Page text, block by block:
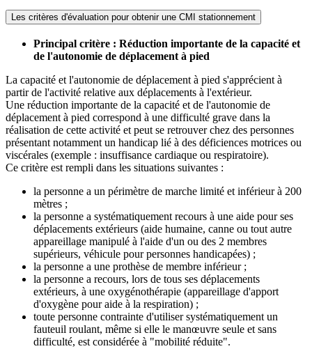
Les critères d'évaluation pour obtenir une CMI stationnement
Principal critère : Réduction importante de la capacité et
de l'autonomie de déplacement à pied
La capacité et l'autonomie de déplacement à pied s'apprécient à
partir de l'activité relative aux déplacements à l'extérieur.
Une réduction importante de la capacité et de l'autonomie de
déplacement à pied correspond à une difficulté grave dans la
réalisation de cette activité et peut se retrouver chez des personnes
présentant notamment un handicap lié à des déficiences motrices ou
viscérales (exemple : insuffisance cardiaque ou respiratoire).
Ce critère est rempli dans les situations suivantes :
la personne a un périmètre de marche limité et inférieur à 200
mètres ;
la personne a systématiquement recours à une aide pour ses
déplacements extérieurs (aide humaine, canne ou tout autre
appareillage manipulé à l'aide d'un ou des 2 membres
supérieurs, véhicule pour personnes handicapées) ;
la personne a une prothèse de membre inférieur ;
la personne a recours, lors de tous ses déplacements
extérieurs, à une oxygénothérapie (appareillage d'apport
d'oxygène pour aide à la respiration) ;
toute personne contrainte d'utiliser systématiquement un
fauteuil roulant, même si elle le manœuvre seule et sans
difficulté, est considérée à "mobilité réduite".